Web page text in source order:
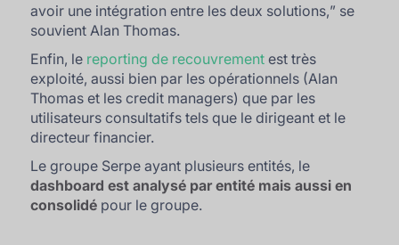
avoir une intégration entre les deux solutions,” se
souvient Alan Thomas.
Enfin, le reporting de recouvrementest très
exploité, aussi bien par les opérationnels (Alan
Thomas et les credit managers) que par les
utilisateurs consultatifs tels que le dirigeant et le
directeur financier.
Le groupe Serpe ayant plusieurs entités, le
dashboard est analysé par entité mais aussi en
consolidépour le groupe.